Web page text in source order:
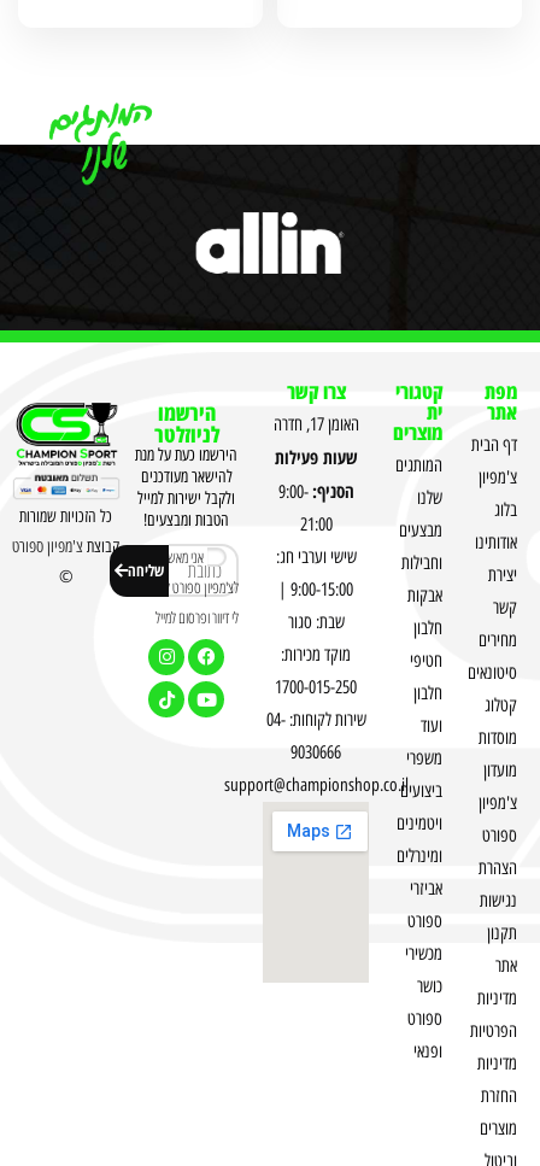
מפת
אתר
דף הבית
צ'מפיון
בלוג
אודותינו
יצירת
קשר
מחירים
סיטונאים
קטלוג
מוסדות
מועדון
צ'מפיון
ספורט
הצהרת
נגישות
תקנון
אתר
מדיניות
הפרטיות
מדיניות
החזרת
מוצרים
וביטול
קטגורי
ית
מוצרים
המותגים
שלנו
מבצעים
וחבילות
אבקות
חלבון
חטיפי
חלבון
ועוד
משפרי
ביצועים
ויטמינים
ומינרלים
אביזרי
ספורט
מכשירי
כושר
ספורט
ופנאי
צרו קשר
האומן 17, חדרה
שעות פעילות
הסניף:9:00-
21:00
שישי וערבי חג:
9:00-15:00 |
שבת: סגור
מוקד מכירות:
1700-015-250
שירות לקוחות: 04-
9030666
support@championshop.co.il
הירשמו
לניוזלטר
הירשמו כעת על מנת
להישאר מעודכנים
ולקבל ישירות למייל
הטבות ומבצעים!
אני מאשר
לצ'מפיון ספורט לשלוח
לי דיוור ופרסום למייל
שליחה
כל הזכויות שמורות
קבוצתצ'מפיון ספורט
©